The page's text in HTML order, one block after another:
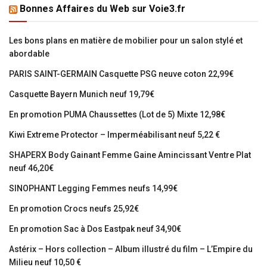
Bonnes Affaires du Web sur Voie3.fr
Les bons plans en matière de mobilier pour un salon stylé et
abordable
PARIS SAINT-GERMAIN Casquette PSG neuve coton 22,99€
Casquette Bayern Munich neuf 19,79€
En promotion PUMA Chaussettes (Lot de 5) Mixte 12,98€
Kiwi Extreme Protector – Imperméabilisant neuf 5,22 €
SHAPERX Body Gainant Femme Gaine Amincissant Ventre Plat
neuf 46,20€
SINOPHANT Legging Femmes neufs 14,99€
En promotion Crocs neufs 25,92€
En promotion Sac à Dos Eastpak neuf 34,90€
Astérix – Hors collection – Album illustré du film – L’Empire du
Milieu neuf 10,50 €